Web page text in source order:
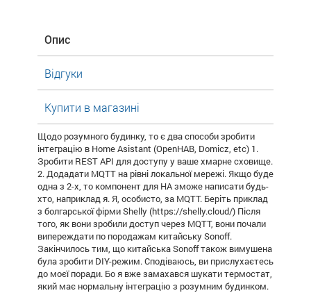
Опис
Відгуки
Купити в магазині
Щодо розумного будинку, то є два способи зробити
інтеграцію в Home Asistant (OpenHAB, Domicz, etc) 1.
Зробити REST API для доступу у ваше хмарне сховище.
2. Додадати MQTT на рівні локальної мережі. Якщо буде
одна з 2-х, то компонент для HA зможе написати будь-
хто, наприклад я. Я, особисто, за MQTT. Беріть приклад
з болгарської фірми Shelly (https://shelly.cloud/) Після
того, як вони зробили доступ через MQTT, вони почали
випереждати по породажам китайську Sonoff.
Закінчилось тим, що китайська Sonoff також вимушена
була зробити DIY-режим. Сподіваюсь, ви прислухаєтесь
до моєї поради. Бо я вже замахався шукати термостат,
який має нормальну інтеграцію з розумним будинком.